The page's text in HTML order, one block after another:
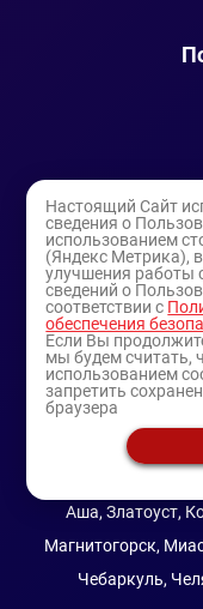
© 1994-2025
—
Аша, Златоуст,
Магнитогорск,
Чебаркуль,
Настоящий Сайт
сведения о
использованием
(Яндекс Метрика),
улучшения работы
сведений о
соответствии с
обеспечения
Если Вы
мы будем считать,
использованием
запретить
браузера